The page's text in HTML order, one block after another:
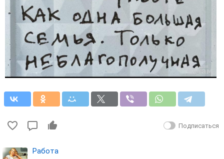
Подписаться
Работа